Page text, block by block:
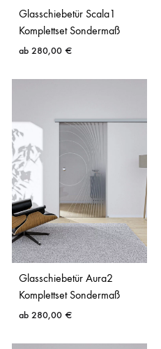
repräsentative
Innenbereiche
Stil
Wohnkonzepte
findest du unter
.
Glasschiebetür Scala1
Komplettset Sondermaß
ab 280,00 €
Glasschiebetür Aura2
Komplettset Sondermaß
ab 280,00 €